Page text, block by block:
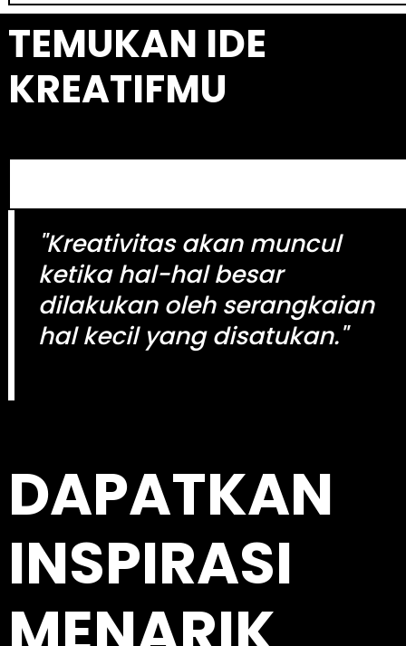
a
r
c
h
TEMUKAN IDE
KREATIFMU
S
a
"Kreativitas akan muncul
ketika hal-hal besar
dilakukan oleh serangkaian
hal kecil yang disatukan."
DAPATKAN
INSPIRASI